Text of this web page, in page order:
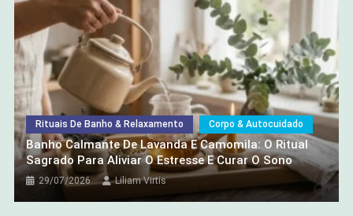
Banho Calmante De Lavanda E
Camomila: O Ritual Sagrado Para
Aliviar O Estresse E Curar O Sono
29/07/2026 Liliam Virtis
Rituais De Banho & Relaxamento Corpo & Autocuidado
Banho Calmante De Lavanda E Camomila: O Ritual
Sagrado Para Aliviar O Estresse E Curar O Sono
29/07/2026 Liliam Virtis